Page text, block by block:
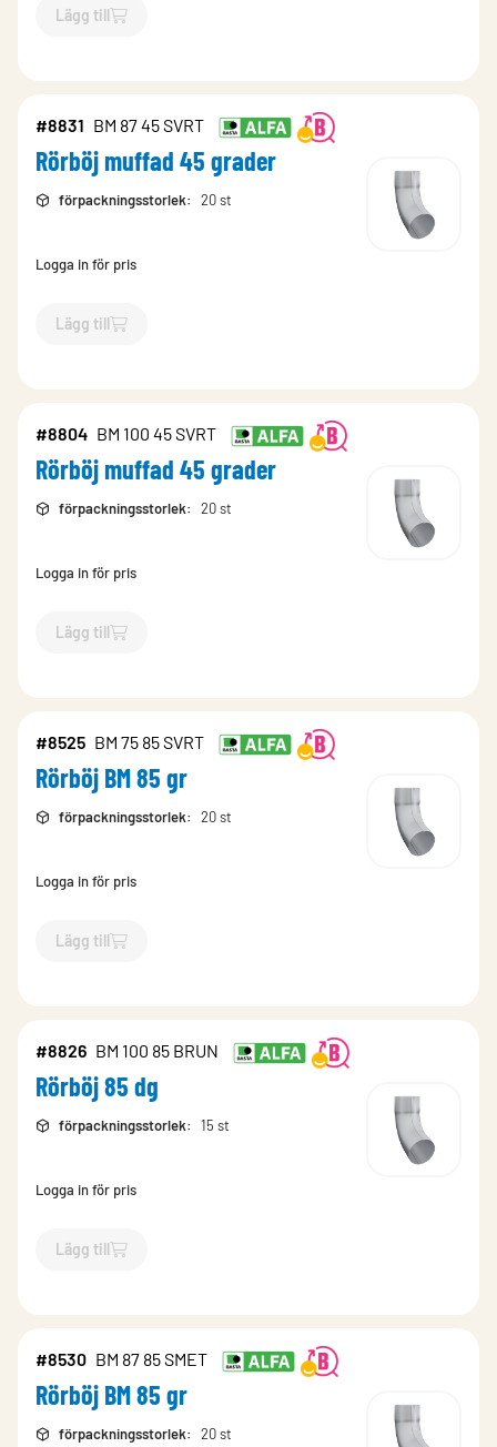
Lägg till
`$Lägg till
#8831 BM 87 45 SVRT
Rörböj muffad 45 grader
förpackningsstorlek: 20 st
Logga in för pris
Lägg till
`$Lägg till
#8804 BM 100 45 SVRT
Rörböj muffad 45 grader
förpackningsstorlek: 20 st
Logga in för pris
Lägg till
`$Lägg till
#8525 BM 75 85 SVRT
Rörböj BM 85 gr
förpackningsstorlek: 20 st
Logga in för pris
Lägg till
`$Lägg till
#8826 BM 100 85 BRUN
Rörböj 85 dg
förpackningsstorlek: 15 st
Logga in för pris
Lägg till
`$Lägg till
#8530 BM 87 85 SMET
Rörböj BM 85 gr
förpackningsstorlek: 20 st